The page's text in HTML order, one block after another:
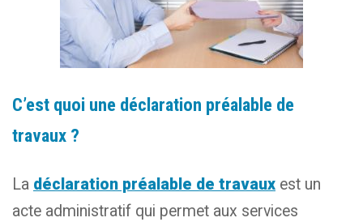
C’est quoi une déclaration préalable de
travaux ?
La déclaration préalable de travaux est un
acte administratif qui permet aux services